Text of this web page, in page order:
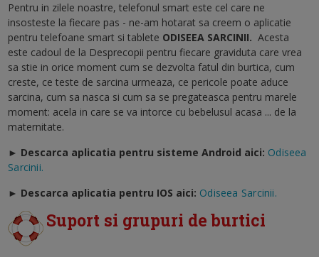
Pentru in zilele noastre, telefonul smart este cel care ne
insosteste la fiecare pas - ne-am hotarat sa creem o aplicatie
pentru telefoane smart si tablete ODISEEA SARCINII. Acesta
este cadoul de la Desprecopii pentru fiecare graviduta care vrea
sa stie in orice moment cum se dezvolta fatul din burtica, cum
creste, ce teste de sarcina urmeaza, ce pericole poate aduce
sarcina, cum sa nasca si cum sa se pregateasca pentru marele
moment: acela in care se va intorce cu bebelusul acasa ... de la
maternitate.
► Descarca aplicatia pentru sisteme Android aici: Odiseea
Sarcinii.
► Descarca aplicatia pentru IOS aici: Odiseea Sarcinii.
Suport si grupuri de burtici